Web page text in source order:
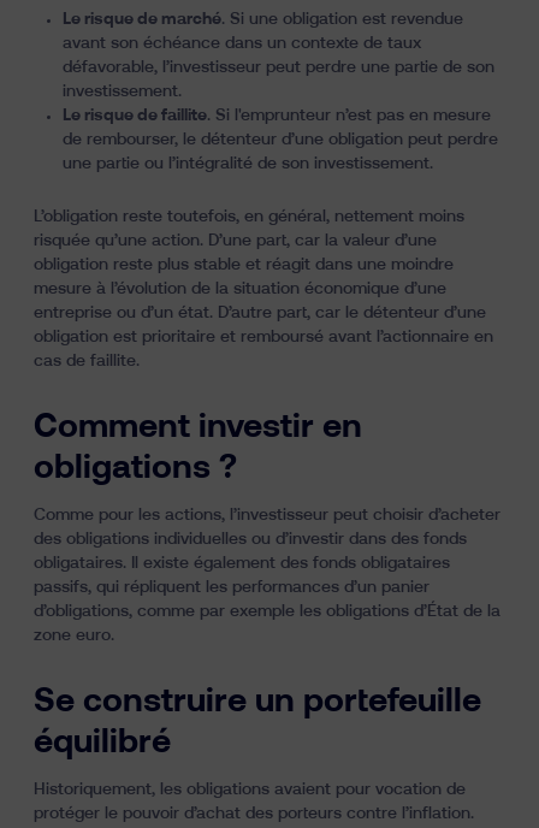
Le risque de marché. Si une obligation est revendue
avant son échéance dans un contexte de taux
défavorable, l’investisseur peut perdre une partie de son
investissement.
Le risque de faillite. Si l'emprunteur n’est pas en mesure
de rembourser, le détenteur d’une obligation peut perdre
une partie ou l’intégralité de son investissement.
L’obligation reste toutefois, en général, nettement moins
risquée qu’une action. D’une part, car la valeur d’une
obligation reste plus stable et réagit dans une moindre
mesure à l’évolution de la situation économique d’une
entreprise ou d’un état. D’autre part, car le détenteur d’une
obligation est prioritaire et remboursé avant l’actionnaire en
cas de faillite.
Comment investir en
obligations ?
Comme pour les actions, l’investisseur peut choisir d’acheter
des obligations individuelles ou d’investir dans des fonds
obligataires. Il existe également des fonds obligataires
passifs, qui répliquent les performances d’un panier
d’obligations, comme par exemple les obligations d’État de la
zone euro.
Se construire un portefeuille
équilibré
Historiquement, les obligations avaient pour vocation de
protéger le pouvoir d’achat des porteurs contre l’inflation.